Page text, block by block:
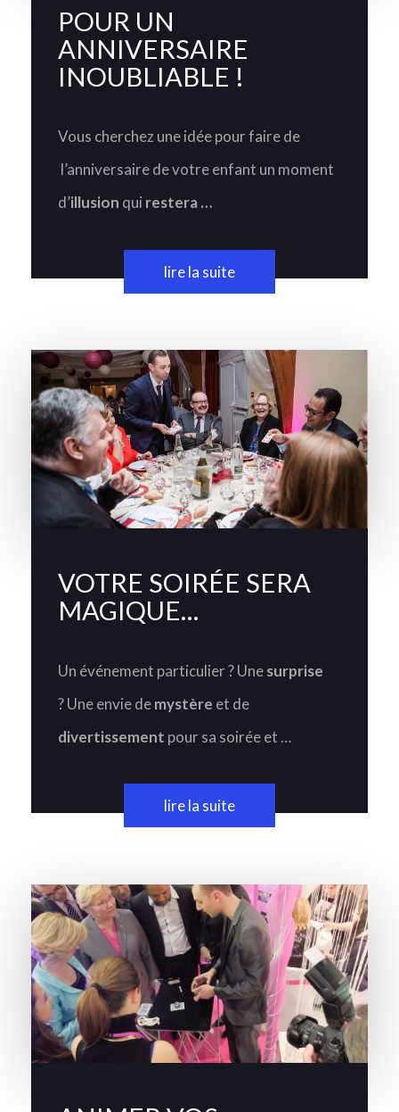
POUR UN
ANNIVERSAIRE
INOUBLIABLE !
Vous cherchez une idée pour faire de
l’anniversaire de votre enfant un moment
d’illusion qui restera …
lire la suite
VOTRE SOIRÉE SERA
MAGIQUE…
Un événement particulier ? Unesurprise
? Une envie demystère et de
divertissement pour sa soirée et …
lire la suite